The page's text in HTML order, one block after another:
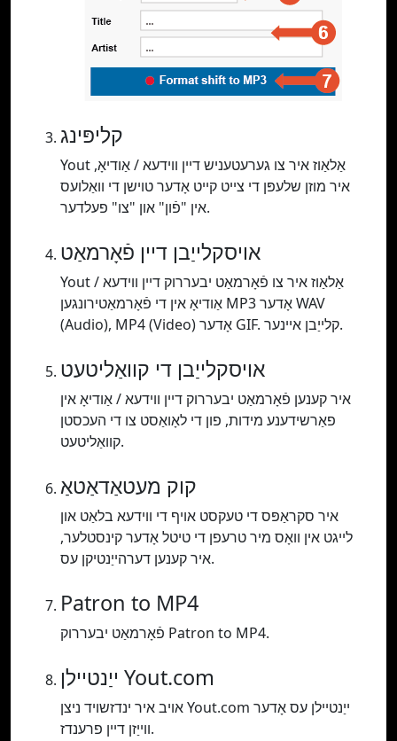
קליפּינג
Yout אַלאַוז איר צו גערעטעניש דיין ווידעא / אַודיאָ,
איר מוזן שלעפּן די צייט קייט אָדער טוישן די וואַלועס
אין "פֿון" און "צו" פעלדער.
אויסקלייַבן דיין פֿאָרמאַט
Yout אַלאַוז איר צו פֿאָרמאַט יבעררוק דיין ווידעא /
אַודיאָ אין די פֿאָרמאַטירונגען MP3 אָדער WAV
(Audio), MP4 (Video) אָדער GIF. קלייַבן איינער.
אויסקלייַבן די קוואַליטעט
איר קענען פֿאָרמאַט יבעררוק דיין ווידעא / אַודיאָ אין
פאַרשידענע מידות, פון די לאָואַסט צו די העכסטן
קוואַליטעט.
קוק מעטאַדאַטאַ
איר סקראַפּס די טעקסט אויף די ווידעא בלאַט און
לייגט אין וואָס מיר טרעפן די טיטל אָדער קינסטלער,
איר קענען דערהייַנטיקן עס.
Patron to MP4
פֿאָרמאַט יבעררוק Patron to MP4.
ייַנטיילן Yout.com
אויב איר ינדזשויד ניצן Yout.com ייַנטיילן עס אָדער
ווייַזן דיין פרענדז.